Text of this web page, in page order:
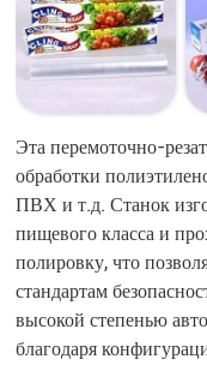
Эта перемоточно-
обработки
ПВХ и т.д. Станок
пищевого класса и
полировку, что
стандартам
высокой степенью
благодаря